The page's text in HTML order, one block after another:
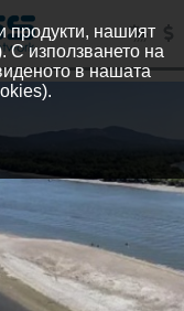
продукти, нашият
С използването на
в нашата